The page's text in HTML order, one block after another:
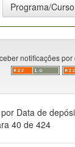
notificações por
Data de
40 de 424